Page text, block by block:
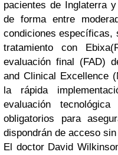
pacientes de Inglaterra y
de forma entre
condiciones específicas,
tratamiento con
evaluación final (FAD)
and Clinical Excellence
la rápida
evaluación
obligatorios para
dispondrán de acceso
El doctor David